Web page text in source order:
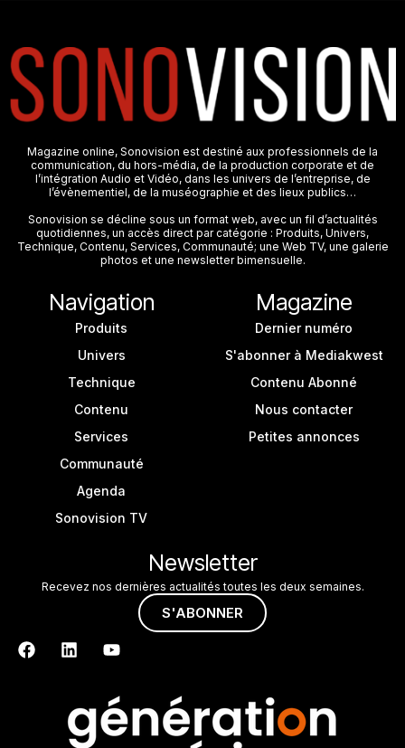
Magazine online, Sonovision est destiné aux professionnels de la
communication, du hors-média, de la production corporate et de
l’intégration Audio et Vidéo, dans les univers de l’entreprise, de
l’évènementiel, de la muséographie et des lieux publics…
Sonovision se décline sous un format web, avec un fil d’actualités
quotidiennes, un accès direct par catégorie : Produits, Univers,
Technique, Contenu, Services, Communauté; une Web TV, une galerie
photos et une newsletter bimensuelle.
Navigation
Produits
Univers
Technique
Contenu
Services
Communauté
Agenda
Sonovision TV
Magazine
Dernier numéro
S'abonner à Mediakwest
Contenu Abonné
Nous contacter
Petites annonces
Newsletter
Recevez nos dernières actualités toutes les deux semaines.
S'ABONNER